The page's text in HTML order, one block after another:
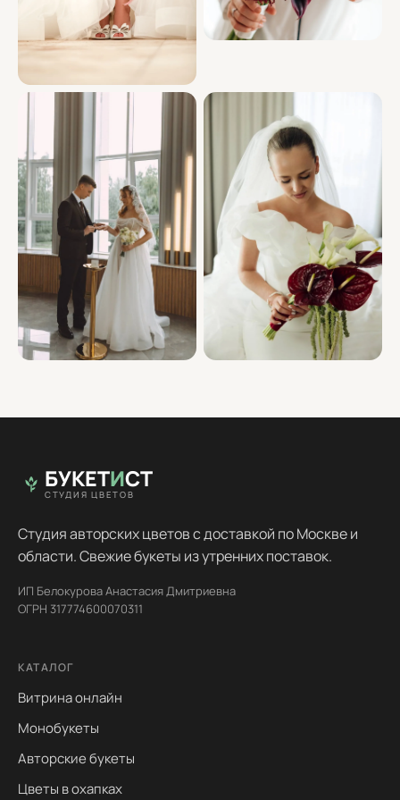
БУКЕТИСТ
СТУДИЯ ЦВЕТОВ
Студия авторских цветов с доставкой по Москве и
области. Свежие букеты из утренних поставок.
ИП Белокурова Анастасия Дмитриевна
ОГРН 317774600070311
КАТАЛОГ
Витрина онлайн
Монобукеты
Авторские букеты
Цветы в охапках